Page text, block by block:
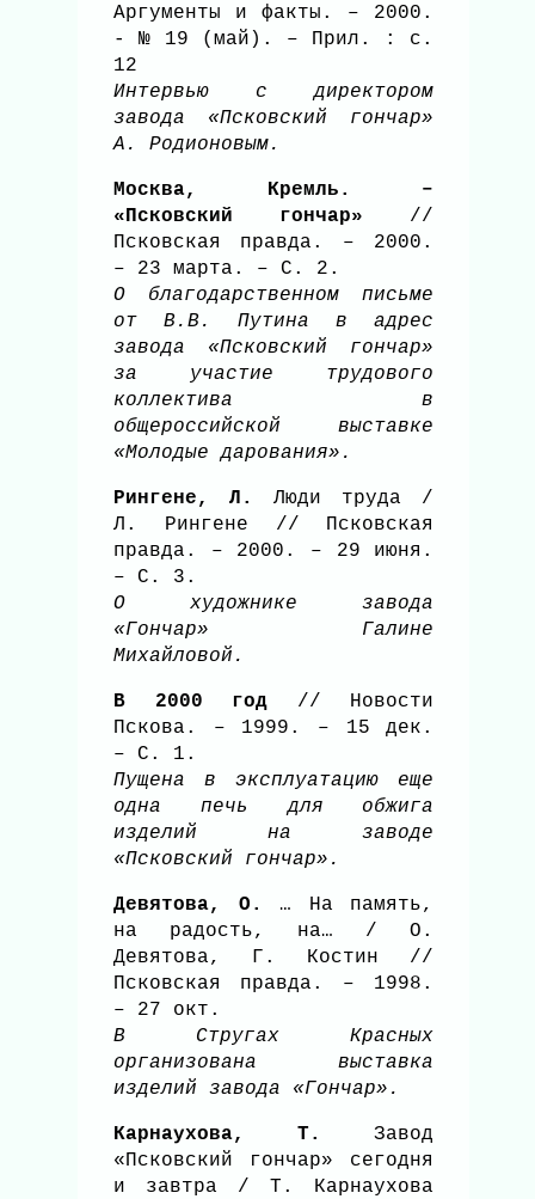
Аргументы и факты. – 2000.
- № 19 (май). – Прил. : с.
12
Интервью с директором
завода «Псковский гончар»
А. Родионовым.
Москва, Кремль. –
«Псковский гончар» //
Псковская правда. – 2000.
– 23 марта. – С. 2.
О благодарственном письме
от В.В. Путина в адрес
завода «Псковский гончар»
за участие трудового
коллектива в
общероссийской выставке
«Молодые дарования».
Рингене, Л.
Люди труда /
Л. Рингене // Псковская
правда. – 2000. – 29 июня.
– С. 3.
О художнике завода
«Гончар» Галине
Михайловой.
В 2000 год // Новости
Пскова. – 1999. – 15 дек.
– С. 1.
Пущена в эксплуатацию еще
одна печь для обжига
изделий на заводе
«Псковский гончар».
Девятова, О.
… На память,
на радость, на… / О.
Девятова, Г. Костин //
Псковская правда. – 1998.
– 27 окт.
В Стругах Красных
организована выставка
изделий завода «Гончар».
Карнаухова, Т.
Завод
«Псковский гончар» сегодня
и завтра / Т. Карнаухова